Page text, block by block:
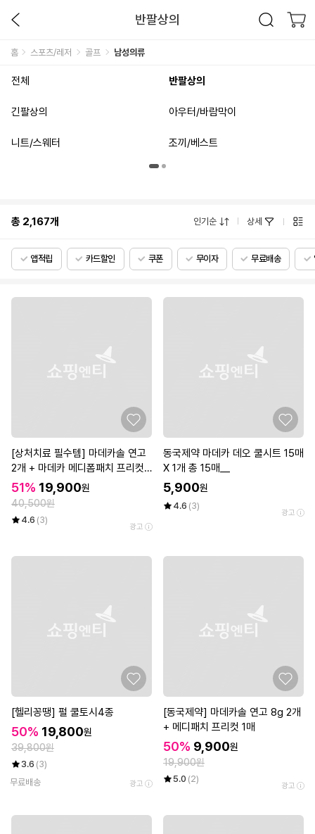
반팔상의
홈 스포츠/레저 골프 남성의류
전체 반팔상의
긴팔상의 아우터/바람막이
니트/스웨터 조끼/베스트
총 2,167개 인기순 상세
앱적립 카드할인 쿠폰 무이자 무료배송
[상처치료 필수템] 마데카솔 연고
2개 + 마데카 메디폼패치 프리컷
2매*3개
51% 19,900원
40,500원
4.6 (3)
광고
동국제약 마데카 데오 쿨시트 15매
X 1개 총 15매__
5,900원
4.6 (3)
광고
[헬리꽁땡] 펄 쿨토시4종
50% 19,800원
39,800원
3.6 (3)
무료배송
광고
[동국제약] 마데카솔 연고 8g 2개
+ 메디패치 프리컷 1매
50% 9,900원
19,900원
5.0 (2)
광고